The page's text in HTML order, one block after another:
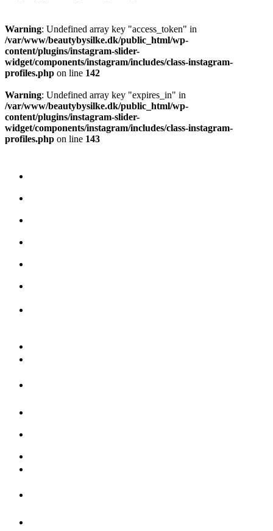
Warning: Undefined array key "access_token" in
/var/www/beautybysilke.dk/public_html/wp-
content/plugins/instagram-slider-
widget/components/instagram/includes/class-instagram-
profiles.php on line 142
Warning: Undefined array key "expires_in" in
/var/www/beautybysilke.dk/public_html/wp-
content/plugins/instagram-slider-
widget/components/instagram/includes/class-instagram-
profiles.php on line 143